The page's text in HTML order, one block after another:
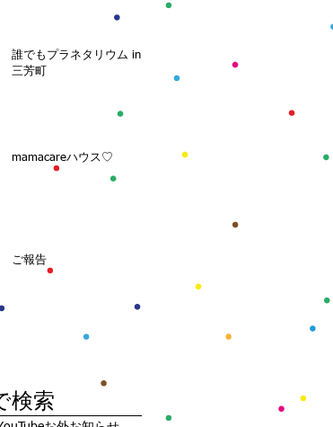
誰でもプラネタリウム in
三芳町
mamacareハウス♡
ご報告
検索